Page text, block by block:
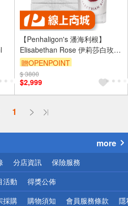
【Penhaligon's 潘海利根】
Elisabethan Rose 伊莉莎白玫瑰
淡香精 30ml
贈OPENPOINT
訂單滿 2000 元折抵 100元
（運費不算在 2000 元的範圍
內）
$ 3800
$2,999
1
小心！
more
分店資訊 保險服務
活動 得獎公佈
採購 購物須知 會員服務條款 隱